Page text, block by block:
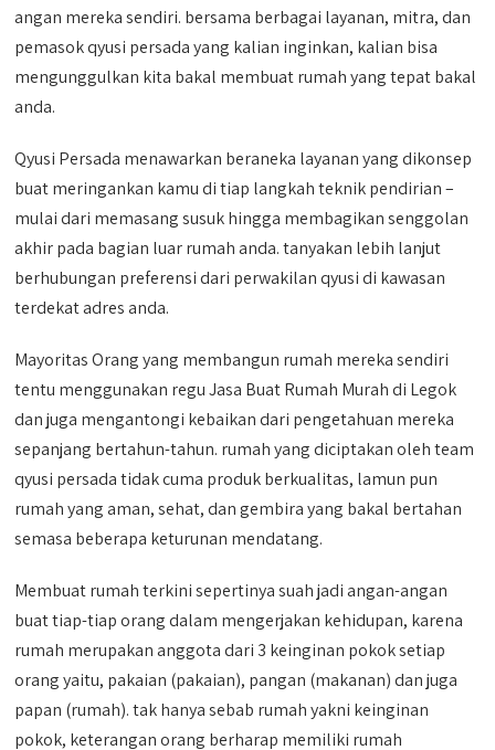
angan mereka sendiri. bersama berbagai layanan, mitra, dan
pemasok qyusi persada yang kalian inginkan, kalian bisa
mengunggulkan kita bakal membuat rumah yang tepat bakal
anda.
Qyusi Persada menawarkan beraneka layanan yang dikonsep
buat meringankan kamu di tiap langkah teknik pendirian –
mulai dari memasang susuk hingga membagikan senggolan
akhir pada bagian luar rumah anda. tanyakan lebih lanjut
berhubungan preferensi dari perwakilan qyusi di kawasan
terdekat adres anda.
Mayoritas Orang yang membangun rumah mereka sendiri
tentu menggunakan regu Jasa Buat Rumah Murah di Legok
dan juga mengantongi kebaikan dari pengetahuan mereka
sepanjang bertahun-tahun. rumah yang diciptakan oleh team
qyusi persada tidak cuma produk berkualitas, lamun pun
rumah yang aman, sehat, dan gembira yang bakal bertahan
semasa beberapa keturunan mendatang.
Membuat rumah terkini sepertinya suah jadi angan-angan
buat tiap-tiap orang dalam mengerjakan kehidupan, karena
rumah merupakan anggota dari 3 keinginan pokok setiap
orang yaitu, pakaian (pakaian), pangan (makanan) dan juga
papan (rumah). tak hanya sebab rumah yakni keinginan
pokok, keterangan orang berharap memiliki rumah